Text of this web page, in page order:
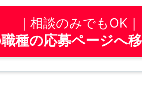
んか？
にオススメ！
工場やプラント設備を支える
です！
相談のみでもOK
種の応募ページへ